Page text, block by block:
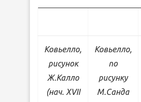
Ковьелло,
рисунок
Ж.Калло
(нач. XVII
Ковьелло,
по
рисунку
М.Санда